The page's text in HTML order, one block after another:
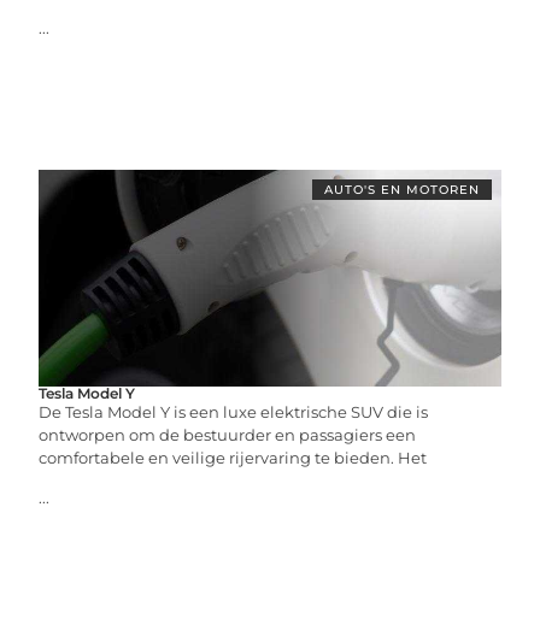
...
AUTO'S EN MOTOREN
Tesla Model Y
De Tesla Model Y is een luxe elektrische SUV die is
ontworpen om de bestuurder en passagiers een
comfortabele en veilige rijervaring te bieden. Het
...